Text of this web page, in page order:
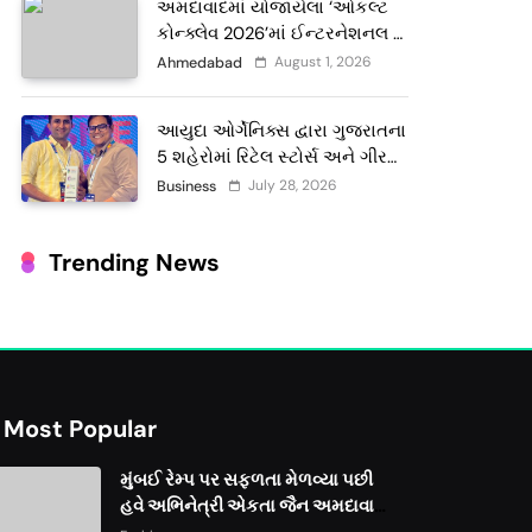
અમદાવાદમાં યોજાયેલા ‘ઓકલ્ટ
કોન્ક્લેવ 2026’માં ઈન્ટરનેશનલ
ટેરોટ રીડર પુનિતજી લુલ્લા એ ટેરોટ
Ahmedabad August 1, 2026
આયુદા ઓર્ગેનિક્સ દ્વારા ગુજરાતના
5 શહેરોમાં રિટેલ સ્ટોર્સ અને ગીર
ગાયના વૈદિક વલોણા ઘી-દૂધની શુદ્ધ
Business July 28, 2026
Trending News
Most Popular
મુંબઈ રેમ્પ પર સફળતા મેળવ્યા પછી
હવે અભિનેત્રી એકતા જૈન અમદાવાદ